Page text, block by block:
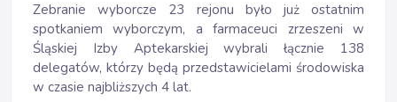
Zebranie wyborcze 23 rejonu było już ostatnim
spotkaniem wyborczym, a farmaceuci zrzeszeni w
Śląskiej Izby Aptekarskiej wybrali łącznie 138
delegatów, którzy będą przedstawicielami środowiska
w czasie najbliższych 4 lat.